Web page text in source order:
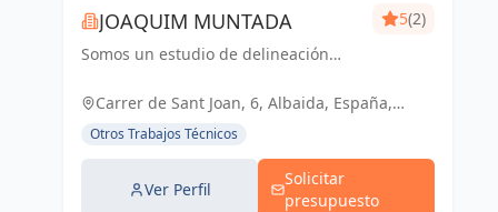
JOAQUIM MUNTADA
Somos un estudio de delineación
básicos, de ejecución, licencias de
industrial, diseño 3D de p...
5(2)
Carrer de Sant Joan, 6, Albaida, España,
España
Otros Trabajos Técnicos
Ver Perfil
Solicitar
presupuesto